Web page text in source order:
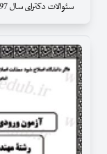
سئوالات دکترای سال 97 رشته م